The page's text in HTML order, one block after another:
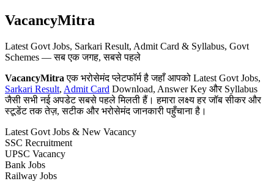
VacancyMitra
Latest Govt Jobs, Sarkari Result, Admit Card & Syllabus, Govt
Schemes — सब एक जगह, सबसे पहले
VacancyMitra एक भरोसेमंद प्लेटफॉर्म है जहाँ आपको Latest Govt Jobs,
Sarkari Result, Admit Card Download, Answer Key और Syllabus
जैसी सभी नई अपडेट सबसे पहले मिलती हैं। हमारा लक्ष्य हर जॉब सीकर और
स्टूडेंट तक तेज़, सटीक और भरोसेमंद जानकारी पहुँचाना है।
Latest Govt Jobs & New Vacancy
SSC Recruitment
UPSC Vacancy
Bank Jobs
Railway Jobs